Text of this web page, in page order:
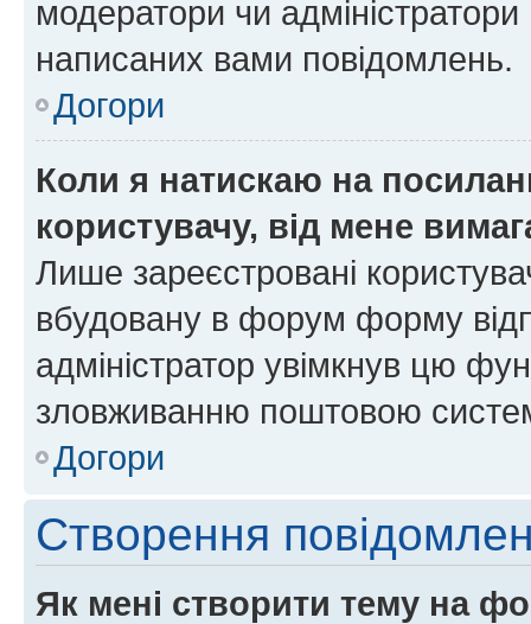
модератори чи
написаних вами повідомлень.
Догори
Коли я натискаю на
користувачу, від мене
Лише зареєстровані
вбудовану в форум форму
адміністратор увімкнув цю
зловживанню поштовою
Догори
Створення
Як мені створити тему на